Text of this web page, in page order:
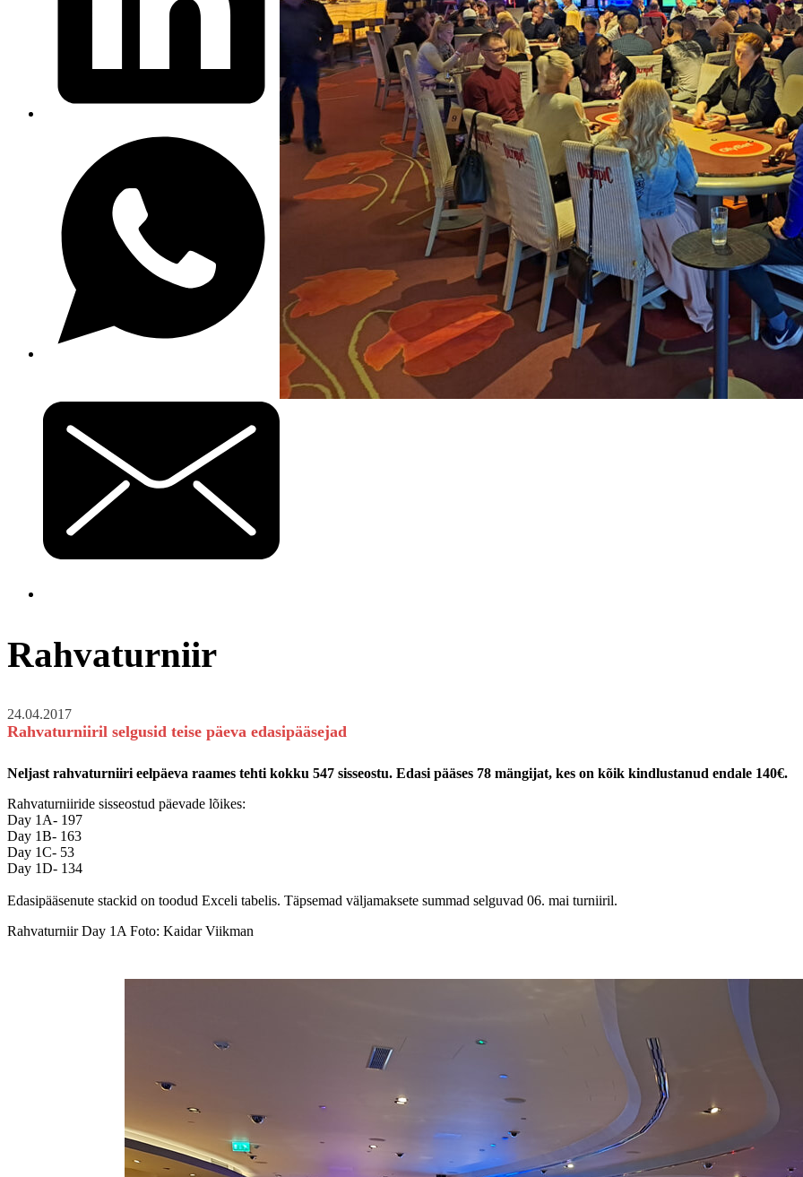
Rahvaturniir
24.04.2017
Rahvaturniiril selgusid teise päeva edasipääsejad
Neljast rahvaturniiri eelpäeva raames tehti kokku 547 sisseostu. Edasi pääses 78 mängijat, kes on kõik kindlustanud endale 140€.
Rahvaturniiride sisseostud päevade lõikes:
Day 1A- 197
Day 1B- 163
Day 1C- 53
Day 1D- 134
Edasipääsenute stackid on toodud Exceli tabelis. Täpsemad väljamaksete summad selguvad 06. mai turniiril.
Rahvaturniir Day 1A Foto: Kaidar Viikman